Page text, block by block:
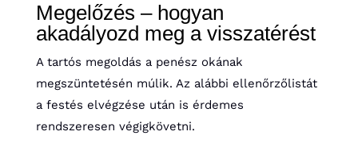
Megelőzés – hogyan
akadályozd meg a visszatérést
A tartós megoldás a penész okának
megszüntetésén múlik. Az alábbi ellenőrzőlistát
a festés elvégzése után is érdemes
rendszeresen végigkövetni.